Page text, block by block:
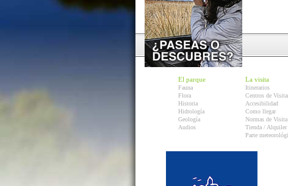
El parque
Fauna
Flora
Historia
Hidrología
Geología
Audios
La visita
Itinerarios
Centros de
Accesibilidad
Como llegar
Normas de Visita
Tienda / Alquiler
Parte